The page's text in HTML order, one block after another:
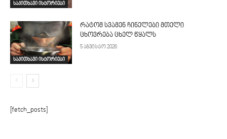
საკითხავი ისტორიები
საკითხავი ისტორიები
რატომ სვამენ ჩინელები მთელი
ცხოვრება ცხელ წყალს
5 აგვისტო 2026
[fetch_posts]